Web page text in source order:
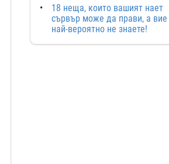
18 неща, които вашият нает
сървър може да прави, а вие
най-вероятно не знаете!